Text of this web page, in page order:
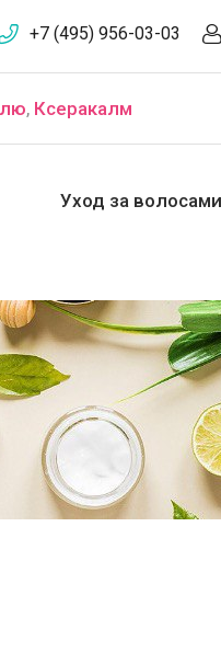
+7 (495) 956-03-03
, Ксеракалм
Уход за волосами